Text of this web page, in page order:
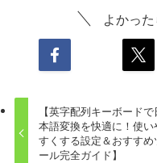
よかっ
【英字配列キーボードで
本語変換を快適に！使い
すくする設定＆おすすめ
ール完全ガイド】